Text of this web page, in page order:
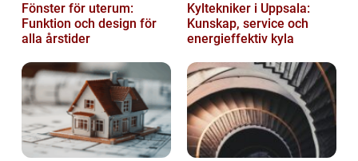
Fönster för uterum:
Funktion och design för
alla årstider
Kyltekniker i Uppsala:
Kunskap, service och
energieffektiv kyla